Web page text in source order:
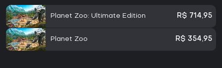
Planet Zoo: Ultimate Edition R$ 714,95
Planet Zoo R$ 354,95